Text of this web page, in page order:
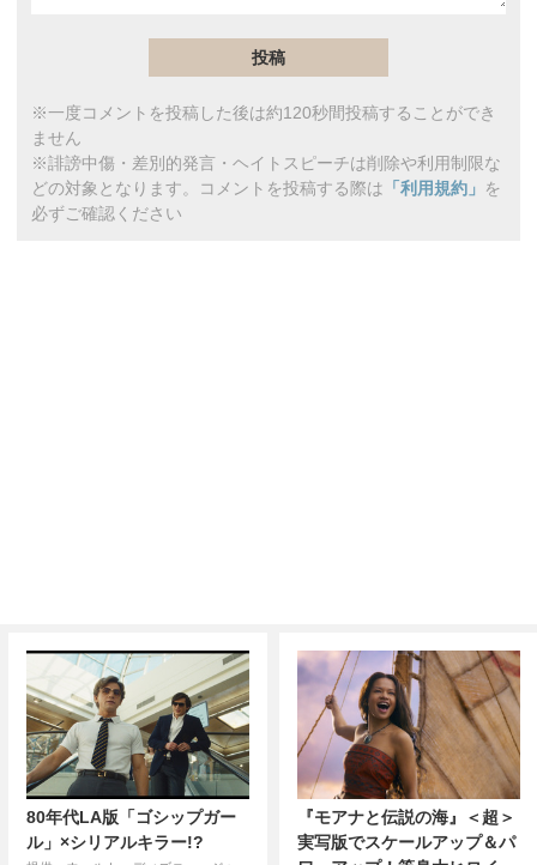
※一度コメントを投稿した後は約120秒間投稿することができ
ません
※誹謗中傷・差別的発言・ヘイトスピーチは削除や利用制限な
どの対象となります。コメントを投稿する際は 「利用規約」 を
必ずご確認ください
80年代LA版「ゴシップガー
ル」×シリアルキラー!?
『モアナと伝説の海』＜超＞
実写版でスケールアップ＆パ